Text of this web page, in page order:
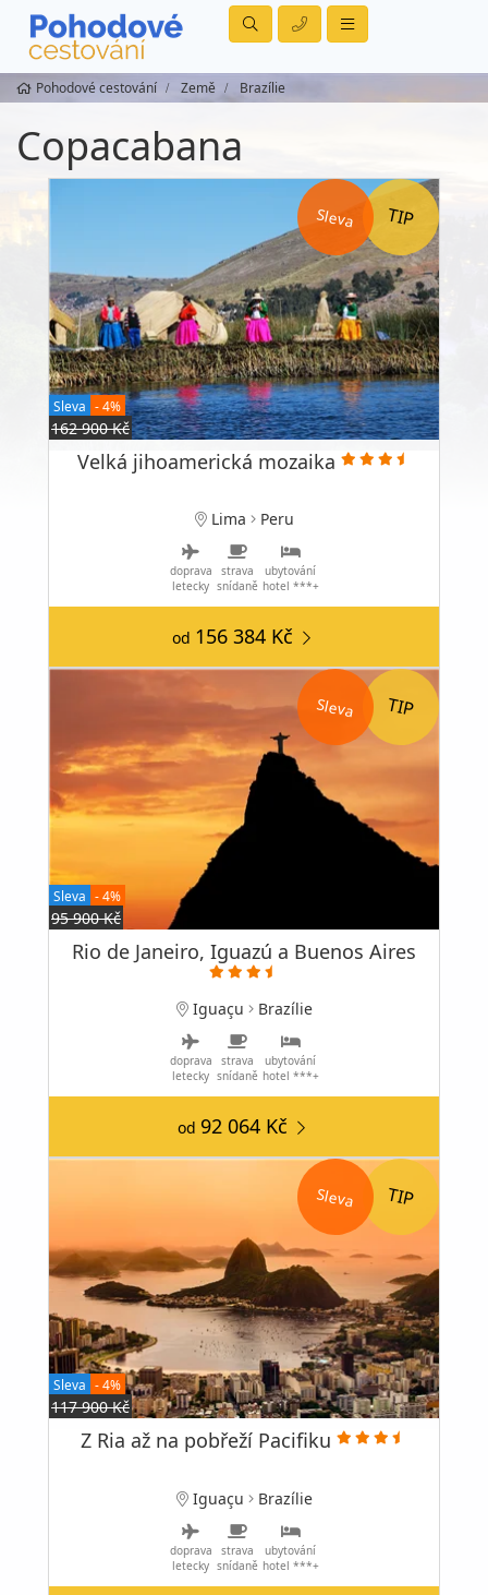
Pohodové cestování Země Brazílie
Copacabana
Sleva
Sleva - 4%
162 900 Kč
Velká jihoamerická mozaika
Lima Peru
doprava
letecky
strava
snídaně
ubytování
hotel ***+
od 156 384 Kč
Sleva
Sleva - 4%
95 900 Kč
Rio de Janeiro, Iguazú a Buenos Aires
Iguaçu Brazílie
doprava
letecky
strava
snídaně
ubytování
hotel ***+
od 92 064 Kč
Sleva
Sleva - 4%
117 900 Kč
Z Ria až na pobřeží Pacifiku
Iguaçu Brazílie
doprava
letecky
strava
snídaně
ubytování
hotel ***+